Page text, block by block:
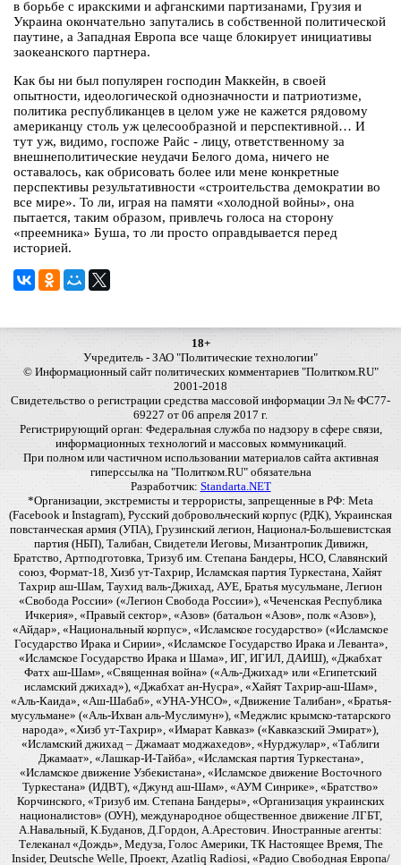
в борьбе с иракскими и афганскими партизанами, Грузия и
Украина окончательно запутались в собственной политической
паутине, а Западная Европа все чаще блокирует инициативы
заокеанского партнера.
Как бы ни был популярен господин Маккейн, в своей
опытности, идеологической однозначности и патриотизме,
политика республиканцев в целом уже не кажется рядовому
американцу столь уж целесообразной и перспективной… И
тут уж, видимо, госпоже Райс - лицу, ответственному за
внешнеполитические неудачи Белого дома, ничего не
оставалось, как обрисовать более или мене конкретные
перспективы результативности «строительства демократии во
все мире». То ли, играя на памяти «холодной войны», она
пытается, таким образом, привлечь голоса на сторону
«преемника» Буша, то ли просто оправдывается перед
историей.
18+
Учредитель - ЗАО "Политические технологии"
© Информационный сайт политических комментариев "Политком.RU"
2001-2018
Свидетельство о регистрации средства массовой информации Эл № ФС77-
69227 от 06 апреля 2017 г.
Регистрирующий орган: Федеральная служба по надзору в сфере связи,
информационных технологий и массовых коммуникаций.
При полном или частичном использовании материалов сайта активная
гиперссылка на "Политком.RU" обязательна
Разработчик: Standarta.NET
*Организации, экстремисты и террористы, запрещенные в РФ: Meta
(Facebook и Instagram), Русский добровольческий корпус (РДК), Украинская
повстанческая армия (УПА), Грузинский легион, Национал-Большевистская
партия (НБП), Талибан, Свидетели Иеговы, Мизантропик Дивижн,
Братство, Артподготовка, Тризуб им. Степана Бандеры, НСО, Славянский
союз, Формат-18, Хизб ут-Тахрир, Исламская партия Туркестана, Хайят
Тахрир аш-Шам, Таухид валь-Джихад, АУЕ, Братья мусульмане, Легион
«Свобода России» («Легион Свобода России»), «Чеченская Республика
Ичкерия», «Правый сектор», «Азов» (батальон «Азов», полк «Азов»),
«Айдар», «Национальный корпус», «Исламское государство» («Исламское
Государство Ирака и Сирии», «Исламское Государство Ирака и Леванта»,
«Исламское Государство Ирака и Шама», ИГ, ИГИЛ, ДАИШ), «Джабхат
Фатх аш-Шам», «Священная война» («Аль-Джихад» или «Египетский
исламский джихад»), «Джабхат ан-Нусра», «Хайят Тахрир-аш-Шам»,
«Аль-Каида», «Аш-Шабаб», «УНА-УНСО», «Движение Талибан», «Братья-
мусульмане» («Аль-Ихван аль-Муслимун»), «Меджлис крымско-татарского
народа», «Хизб ут-Тахрир», «Имарат Кавказ» («Кавказский Эмират»),
«Исламский джихад – Джамаат моджахедов», «Нурджулар», «Таблиги
Джамаат», «Лашкар-И-Тайба», «Исламская партия Туркестана»,
«Исламское движение Узбекистана», «Исламское движение Восточного
Туркестана» (ИДВТ), «Джунд аш-Шам», «АУМ Синрике», «Братство»
Корчинского, «Тризуб им. Степана Бандеры», «Организация украинских
националистов» (ОУН), международное общественное движение ЛГБТ,
А.Навальный, К.Буданов, Д.Гордон, А.Арестович. Иностранные агенты:
Телеканал «Дождь», Медуза, Голос Америки, ТК Настоящее Время, The
Insider, Deutsche Welle, Проект, Azatliq Radiosi, «Радио Свободная Европа/